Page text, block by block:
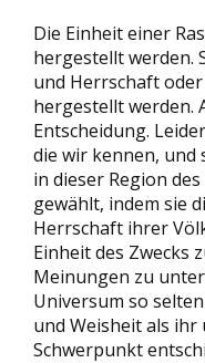
Die Einheit einer
hergestellt werden.
und Herrschaft
hergestellt werden.
Entscheidung.
die wir kennen, und
in dieser Region
gewählt, indem sie
Herrschaft ihrer
Einheit des Zwecks
Meinungen zu
Universum so
und Weisheit als
Schwerpunkt